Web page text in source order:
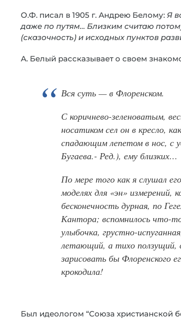
О.Ф. писал в 1905 г. Андрею Белому: Я
даже по путям… Близким считаю
(сказочность) и исходных пунктов
А. Белый рассказывает о своем
Вся суть — в Флоренском.
С коричнево-зеленоватым,
носатиком сел он в кресло,
спадающим лепетом в нос, с
Бугаева.- Ред.), ему близких…
По мере того как я слушал
моделях для «эн»
бесконечность дурная, по
Кантора; вспомнилось что-
улыбочка, грустно-
летающий, а тихо ползущий,
зарисовать бы Флоренского
крокодила!
Был идеологом “Союза христианской